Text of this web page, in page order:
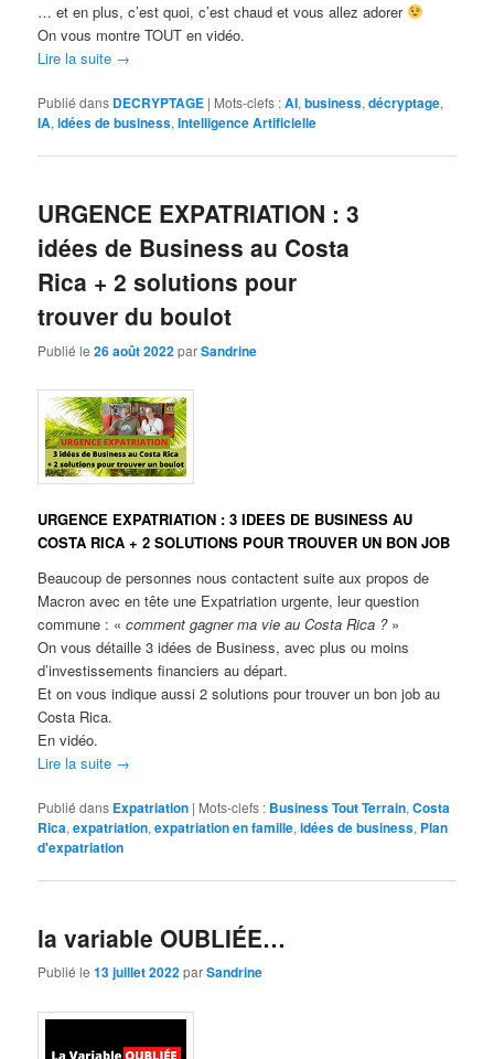
… et en plus, c’est quoi, c’est chaud et vous allez adorer
On vous montre TOUT en vidéo.
Lire la suite →
Publié dans DECRYPTAGE | Mots-clefs :AI,business,décryptage,
IA,idées de business,Intelligence Artificielle
URGENCE EXPATRIATION : 3
idées de Business au Costa
Rica + 2 solutions pour
trouver du boulot
Publié le26 août 2022parSandrine
URGENCE EXPATRIATION : 3 IDEES DE BUSINESS AU
COSTA RICA + 2 SOLUTIONS POUR TROUVER UN BON JOB
Beaucoup de personnes nous contactent suite aux propos de
Macron avec en tête une Expatriation urgente, leur question
commune : «comment gagner ma vie au Costa Rica ?»
On vous détaille 3 idées de Business, avec plus ou moins
d’investissements financiers au départ.
Et on vous indique aussi 2 solutions pour trouver un bon job au
Costa Rica.
En vidéo.
Lire la suite →
Publié dans Expatriation | Mots-clefs : Business Tout Terrain,Costa
Rica,expatriation,expatriation en famille,idées de business, Plan
d'expatriation
la variable OUBLIÉE…
Publié le13 juillet 2022parSandrine